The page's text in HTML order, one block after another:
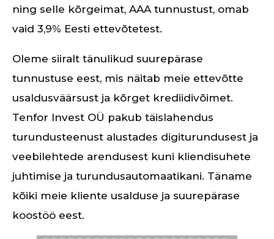
ning selle kõrgeimat, AAA tunnustust, omab
vaid 3,9% Eesti ettevõtetest.
Oleme siiralt tänulikud suurepärase
tunnustuse eest, mis näitab meie ettevõtte
usaldusväärsust ja kõrget krediidivõimet.
Tenfor Invest OÜ pakub täislahendus
turundusteenust alustades digiturundusest ja
veebilehtede arendusest kuni kliendisuhete
juhtimise ja turundusautomaatikani. Täname
kõiki meie kliente usalduse ja suurepärase
koostöö eest.